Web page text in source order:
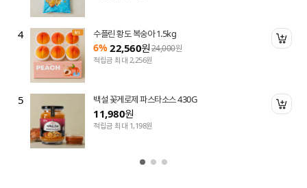
담기
담기
4 수플린 황도 복숭아 1.5kg
6% 22,560원24,000원
적립금 최대 2,256원
5 백설 꽃게로제 파스타소스 430G
11,980원
적립금 최대 1,198원